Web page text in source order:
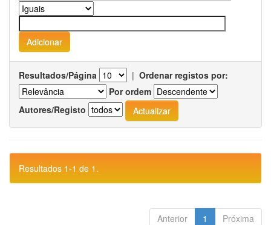
Resultados/Página | Ordenar registos por:
Por ordem
Autores/Registo
Resultados 1-1 de 1.
Anterior 1 Próxima